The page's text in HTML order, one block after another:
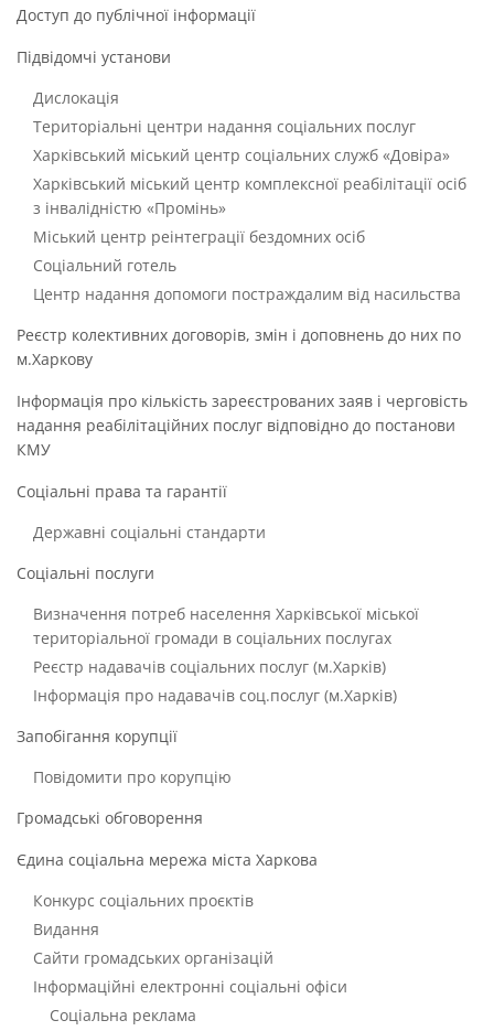
Доступ до публічної інформації
Підвідомчі установи
Дислокація
Територіальні центри надання соціальних послуг
Харківський міський центр соціальних служб «Довіра»
Харківський міський центр комплексної реабілітації осіб
з інвалідністю «Промінь»
Міський центр реінтеграції бездомних осіб
Соціальний готель
Центр надання допомоги постраждалим від насильства
Реєстр колективних договорів, змін і доповнень до них по
м.Харкову
Інформація про кількість зареєстрованих заяв і черговість
надання реабілітаційних послуг відповідно до постанови
КМУ
Соціальні права та гарантії
Державні соціальні стандарти
Соціальні послуги
Визначення потреб населення Харківської міської
територіальної громади в соціальних послугах
Реєстр надавачів соціальних послуг (м.Харків)
Інформація про надавачів соц.послуг (м.Харків)
Запобігання корупції
Повідомити про корупцію
Громадські обговорення
Єдина соціальна мережа міста Харкова
Конкурс соціальних проєктів
Видання
Сайти громадських організацій
Інформаційні електронні соціальні офіси
Соціальна реклама